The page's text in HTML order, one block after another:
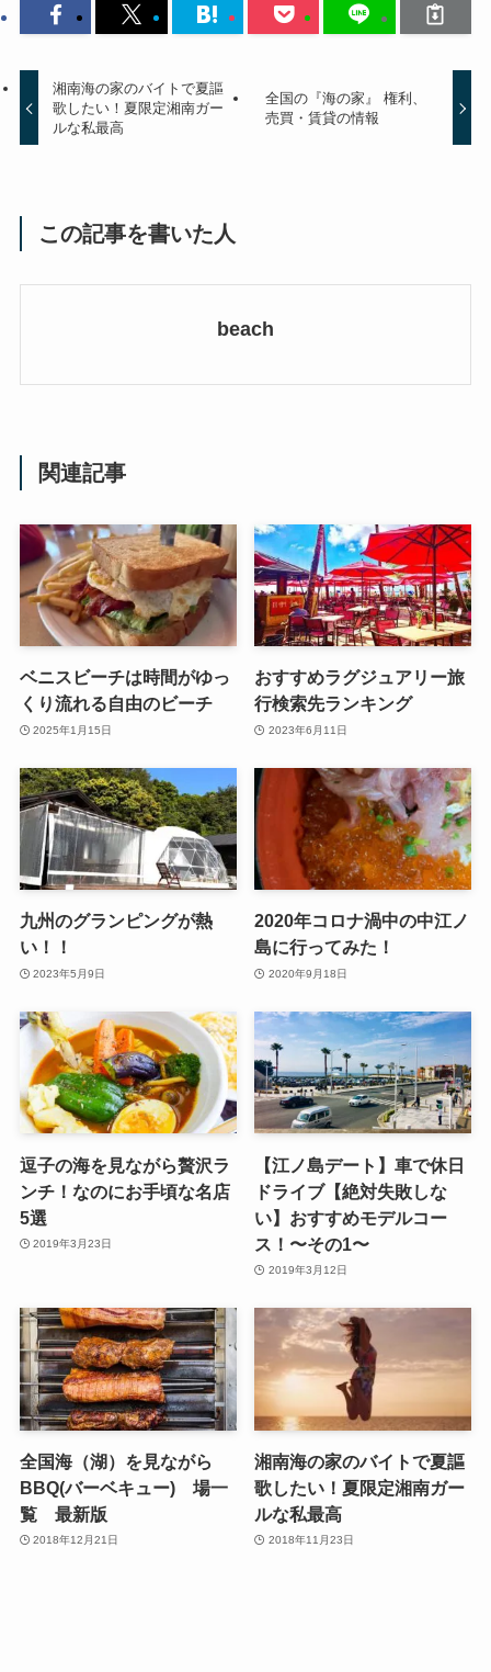
湘南海の家のバイトで夏謳
歌したい！夏限定湘南ガー
ルな私最高
全国の『海の家』 権利、
売買・賃貸の情報
この記事を書いた人
beach
関連記事
ベニスビーチは時間がゆっ
くり流れる自由のビーチ
2025年1月15日
おすすめラグジュアリー旅
行検索先ランキング
2023年6月11日
九州のグランピングが熱
い！！
2023年5月9日
2020年コロナ渦中の中江ノ
島に行ってみた！
2020年9月18日
逗子の海を見ながら贅沢ラ
ンチ！なのにお手頃な名店
5選
2019年3月23日
【江ノ島デート】車で休日
ドライブ【絶対失敗しな
い】おすすめモデルコー
ス！〜その1〜
2019年3月12日
全国海（湖）を見ながら
BBQ(バーベキュー) 場一
覧 最新版
2018年12月21日
湘南海の家のバイトで夏謳
歌したい！夏限定湘南ガー
ルな私最高
2018年11月23日